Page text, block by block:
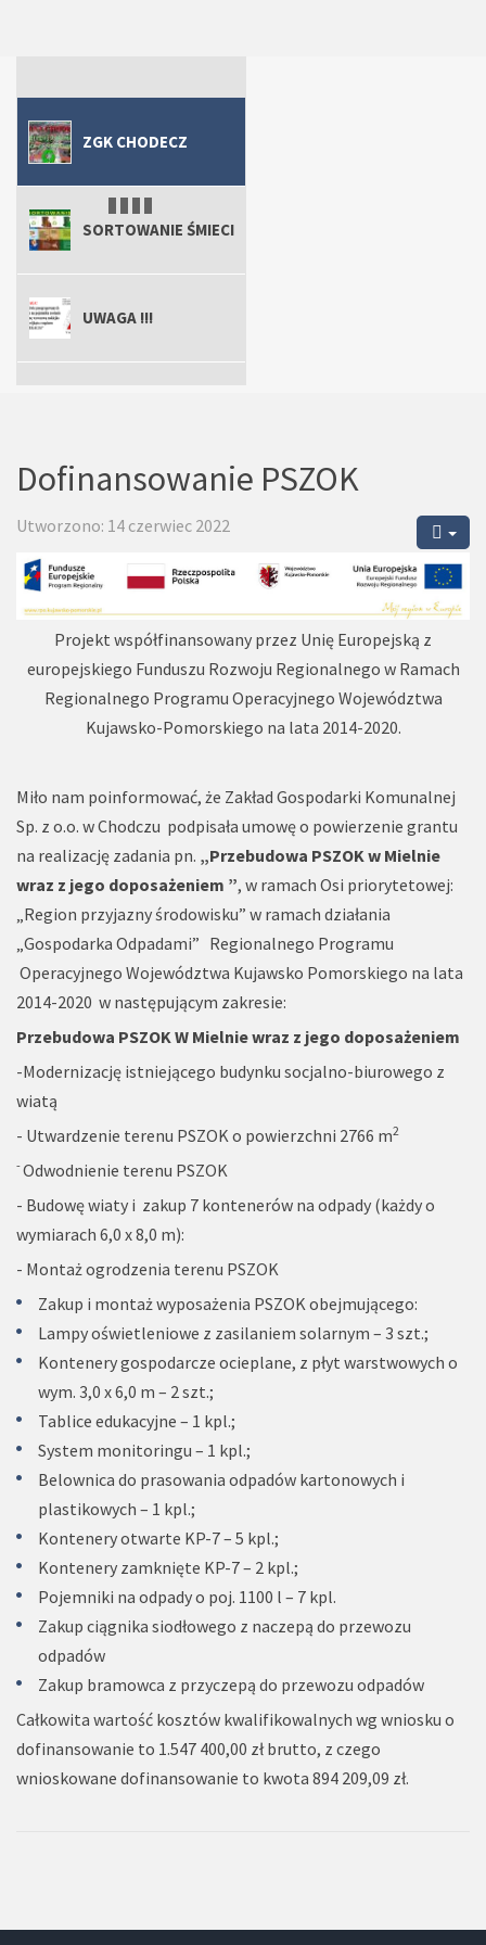
ZGK CHODECZ
SORTOWANIE ŚMIECI
UWAGA !!!
Dofinansowanie PSZOK
Utworzono: 14 czerwiec 2022
Projekt współfinansowany przez Unię Europejską z
europejskiego Funduszu Rozwoju Regionalnego w Ramach
Regionalnego Programu Operacyjnego Województwa
Kujawsko-Pomorskiego na lata 2014-2020.
Miło nam poinformować, że Zakład Gospodarki Komunalnej
Sp. z o.o. w Chodczu podpisała umowę o powierzenie grantu
na realizację zadania pn. „Przebudowa PSZOK w Mielnie
wraz z jego doposażeniem ”, w ramach Osi priorytetowej:
„Region przyjazny środowisku” w ramach działania
„Gospodarka Odpadami” Regionalnego Programu
Operacyjnego Województwa Kujawsko Pomorskiego na lata
2014-2020 w następującym zakresie:
Przebudowa PSZOK W Mielnie wraz z jego doposażeniem
-Modernizację istniejącego budynku socjalno-biurowego z
wiatą
- Utwardzenie terenu PSZOK o powierzchni 2766 m2
-Odwodnienie terenu PSZOK
- Budowę wiaty i zakup 7 kontenerów na odpady (każdy o
wymiarach 6,0 x 8,0 m):
- Montaż ogrodzenia terenu PSZOK
Zakup i montaż wyposażenia PSZOK obejmującego:
Lampy oświetleniowe z zasilaniem solarnym – 3 szt.;
Kontenery gospodarcze ocieplane, z płyt warstwowych o
wym. 3,0 x 6,0 m – 2 szt.;
Tablice edukacyjne – 1 kpl.;
System monitoringu – 1 kpl.;
Belownica do prasowania odpadów kartonowych i
plastikowych – 1 kpl.;
Kontenery otwarte KP-7 – 5 kpl.;
Kontenery zamknięte KP-7 – 2 kpl.;
Pojemniki na odpady o poj. 1100 l – 7 kpl.
Zakup ciągnika siodłowego z naczepą do przewozu
odpadów
Zakup bramowca z przyczepą do przewozu odpadów
Całkowita wartość kosztów kwalifikowalnych wg wniosku o
dofinansowanie to 1.547 400,00 zł brutto, z czego
wnioskowane dofinansowanie to kwota 894 209,09 zł.